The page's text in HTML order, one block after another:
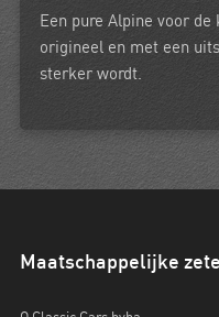
Een pure Alpine voor de
origineel en met een
sterker wordt.
Maatschappelijke